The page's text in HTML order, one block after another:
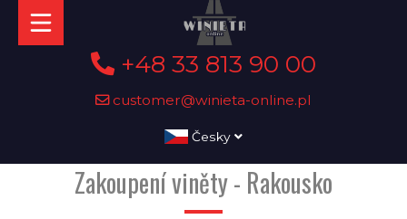
+48 33 813 90 00
customer@winieta-online.pl
Česky
Zakoupení viněty - Rakousko